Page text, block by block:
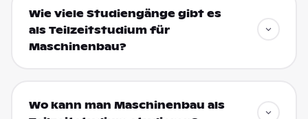
Wie viele Studiengänge gibt es
als Teilzeitstudium für
Maschinenbau?
Wo kann man Maschinenbau als